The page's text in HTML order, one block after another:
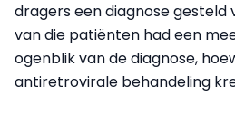
dragers een diagnose gesteld
van die patiënten had een
ogenblik van de diagnose,
antiretrovirale behandeling